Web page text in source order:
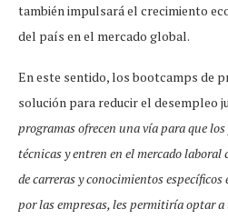
también impulsará el crecimiento
del país en el mercado global.
En este sentido, los bootcamps de
solución para reducir el desempleo
programas ofrecen una vía para que
técnicas y entren en el mercado laboral
de carreras y conocimientos
por las empresas, les permitiría optar